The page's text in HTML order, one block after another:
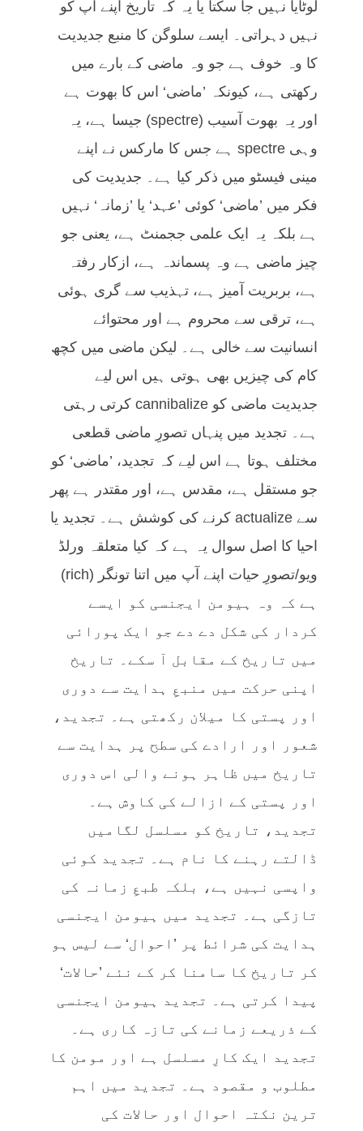
لوٹایا نہیں جا سکتا یا یہ کہ تاریخ اپنے آپ کو
نہیں دہراتی۔ ایسے سلوگن کا منبع جدیدیت
کا وہ خوف ہے جو وہ ماضی کے بارے میں
رکھتی ہے، کیونکہ ’ماضی‘ اس کا بھوت ہے
اور یہ بھوت آسیب (spectre) جیسا ہے، یہ
وہی spectre ہے جس کا مارکس نے اپنے
مینی فیسٹو میں ذکر کیا ہے۔ جدیدیت کی
فکر میں ’ماضی‘ کوئی ’عہد‘ یا ’زمانہ‘ نہیں
ہے بلکہ یہ ایک علمی ججمنٹ ہے، یعنی جو
چیز ماضی ہے وہ پسماندہ ہے، ازکار رفتہ
ہے، بربریت آمیز ہے، تہذیب سے گری ہوئی
ہے، ترقی سے محروم ہے اور محتوائے
انسانیت سے خالی ہے۔ لیکن ماضی میں کچھ
کام کی چیزیں بھی ہوتی ہیں اس لیے
جدیدیت ماضی کو cannibalize کرتی رہتی
ہے۔ تجدید میں پنہاں تصورِ ماضی قطعی
مختلف ہوتا ہے اس لیے کہ تجدید، ’ماضی‘ کو
جو مستقل ہے، مقدس ہے، اور مقتدر ہے پھر
سے actualize کرنے کی کوشش ہے۔ تجدید یا
احیا کا اصل سوال یہ ہے کہ کیا متعلقہ ورلڈ
ویو/تصورِ حیات اپنے آپ میں اتنا تونگر (rich)
ہے کہ وہ ہیومن ایجنسی کو ایسے
کردار کی شکل دے دے جو ایک پورائی
میں تاریخ کے مقابل آ سکے۔ تاریخ
اپنی حرکت میں منبعِ ہدایت سے دوری
اور پستی کا میلان رکھتی ہے۔ تجدید،
شعور اور ارادے کی سطح پر ہدایت سے
تاریخ میں ظاہر ہونے والی اس دوری
اور پستی کے ازالے کی کاوش ہے۔
تجدید، تاریخ کو مسلسل لگامیں
ڈالتے رہنے کا نام ہے۔ تجدید کوئی
واپسی نہیں ہے، بلکہ طبعِ زمانہ کی
تازگی ہے۔ تجدید میں ہیومن ایجنسی
ہدایت کی شرائط پر ’احوال‘ سے لیس ہو
کر تاریخ کا سامنا کر کے نئے ’حالات‘
پیدا کرتی ہے۔ تجدید ہیومن ایجنسی
کے ذریعے زمانے کی تازہ کاری ہے۔
تجدید ایک کارِ مسلسل ہے اور مومن کا
مطلوب و مقصود ہے۔ تجدید میں اہم
ترین نکتہ احوال اور حالات کی